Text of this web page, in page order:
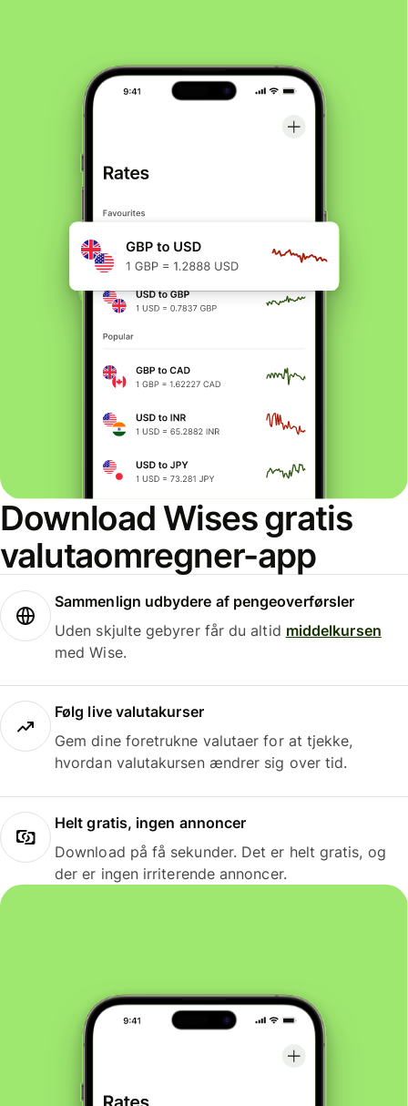
Download Wises gratis
valutaomregner-app
Sammenlign udbydere af pengeoverførsler
Uden skjulte gebyrer får du altid middelkursen
med Wise.
Følg live valutakurser
Gem dine foretrukne valutaer for at tjekke,
hvordan valutakursen ændrer sig over tid.
Helt gratis, ingen annoncer
Download på få sekunder. Det er helt gratis, og
der er ingen irriterende annoncer.